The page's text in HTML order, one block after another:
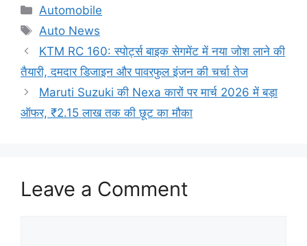
Categories
Automobile
Tags
Auto News
KTM RC 160: स्पोर्ट्स बाइक सेगमेंट में नया जोश लाने की
तैयारी, दमदार डिजाइन और पावरफुल इंजन की चर्चा तेज
Maruti Suzuki की Nexa कारों पर मार्च 2026 में बड़ा
ऑफर, ₹2.15 लाख तक की छूट का मौका
Leave a Comment